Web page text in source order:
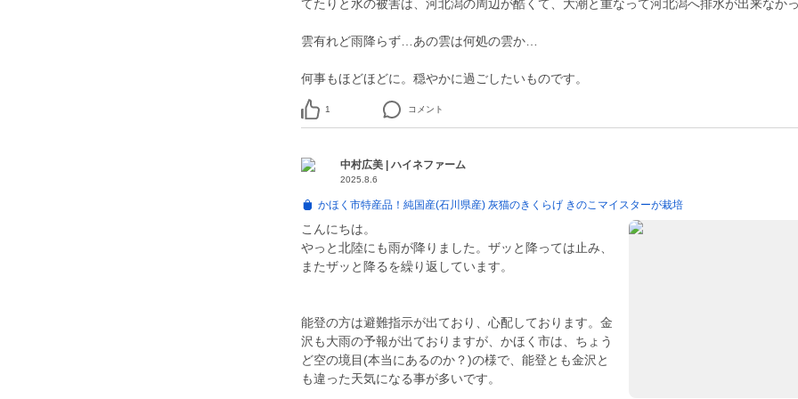
てたりと水の被害は、河北潟の周辺が酷くて、大潮と重なって河北潟へ排水が出来なかっ
雲有れど雨降らず…あの雲は何処の雲か…
1 コメント
中村広美 | ハイネファーム
2025.8.6
かほく市特産品！純国産(石川県産) 灰猫のきくらげ きのこマイスターが栽培
こんにちは。
やっと北陸にも雨が降りました。ザッと降っては止み、
またザッと降るを繰り返しています。
能登の方は避難指示が出ており、心配しております。金
沢も大雨の予報が出ておりますが、かほく市は、ちょう
ど空の境目(本当にあるのか？)の様で、能登とも金沢と
も違った天気になる事が多いです。